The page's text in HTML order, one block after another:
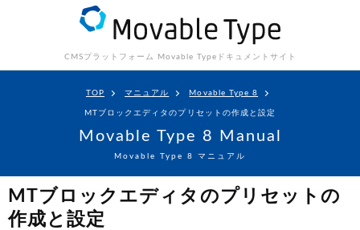
CMSプラットフォーム Movable Type ドキュメントサイト
TOP マニュアル Movable Type 8
MTブロックエディタのプリセットの作成と設定
Movable Type 8 Manual
Movable Type 8 マニュアル
MTブロックエディタのプリセットの
作成と設定